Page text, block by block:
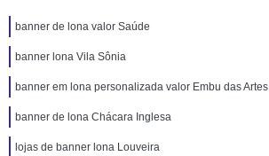
banner de lona valor Saúde
banner lona Vila Sônia
banner em lona personalizada valor Embu das Artes
banner de lona Chácara Inglesa
lojas de banner lona Louveira